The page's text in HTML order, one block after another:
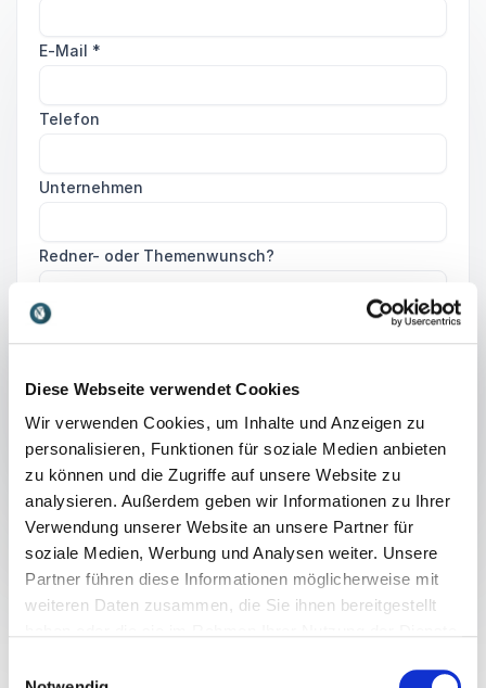
Diese Webseite verwendet Cookies
Wir verwenden Cookies, um Inhalte und Anzeigen zu
personalisieren, Funktionen für soziale Medien anbieten
zu können und die Zugriffe auf unsere Website zu
analysieren. Außerdem geben wir Informationen zu Ihrer
Verwendung unserer Website an unsere Partner für
soziale Medien, Werbung und Analysen weiter. Unsere
Partner führen diese Informationen möglicherweise mit
weiteren Daten zusammen, die Sie ihnen bereitgestellt
E-Mail *
Telefon
Unternehmen
Redner- oder Themenwunsch?
Senden Ihrer Anfrage!
Was ist die Globale